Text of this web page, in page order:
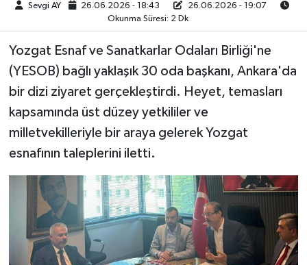
Sevgi AY 26.06.2026 - 18:43
26.06.2026 - 19:07
Okunma Süresi: 2 Dk
Yozgat Esnaf ve Sanatkarlar Odaları Birliği'ne
(YESOB) bağlı yaklaşık 30 oda başkanı, Ankara'da
bir dizi ziyaret gerçekleştirdi. Heyet, temasları
kapsamında üst düzey yetkililer ve
milletvekilleriyle bir araya gelerek Yozgat
esnafının taleplerini iletti.